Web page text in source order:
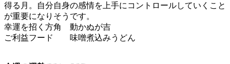
得る月。自分自身の感情を上手にコントロールしていくこと
が重要になりそうです。
幸運を招く方角 動かぬが吉
ご利益フード 味噌煮込みうどん